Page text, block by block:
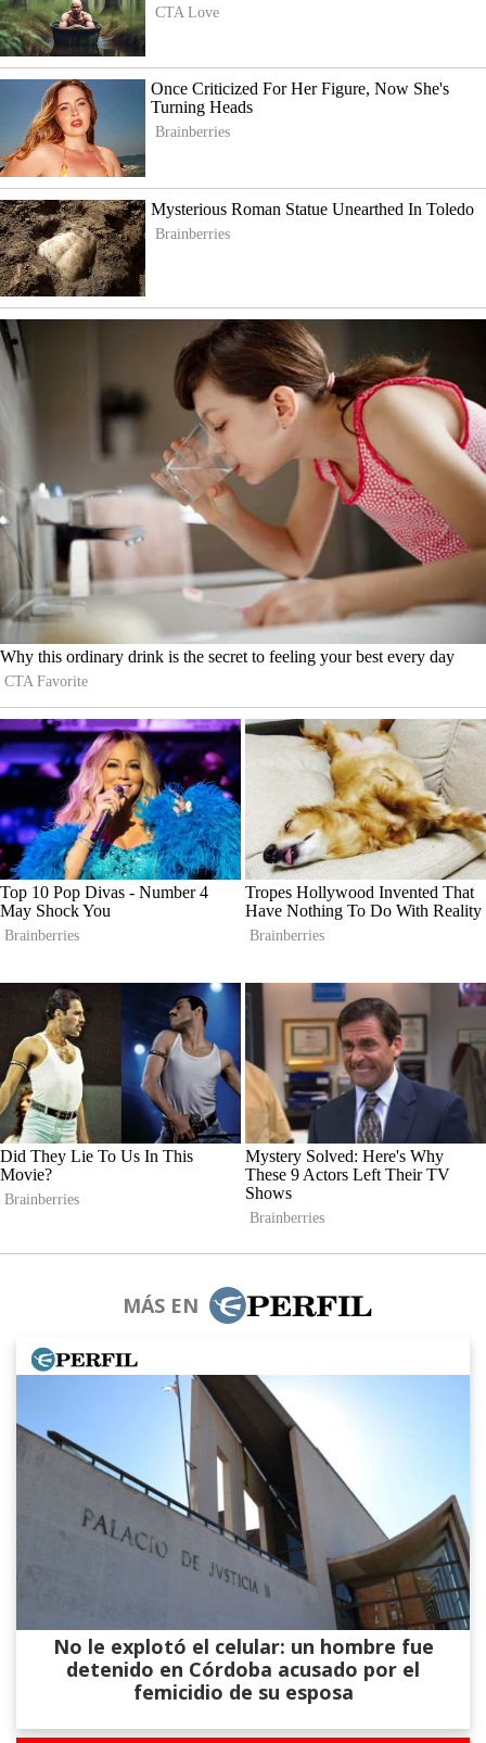
MÁS EN
No le explotó el celular: un hombre fue
detenido en Córdoba acusado por el
femicidio de su esposa